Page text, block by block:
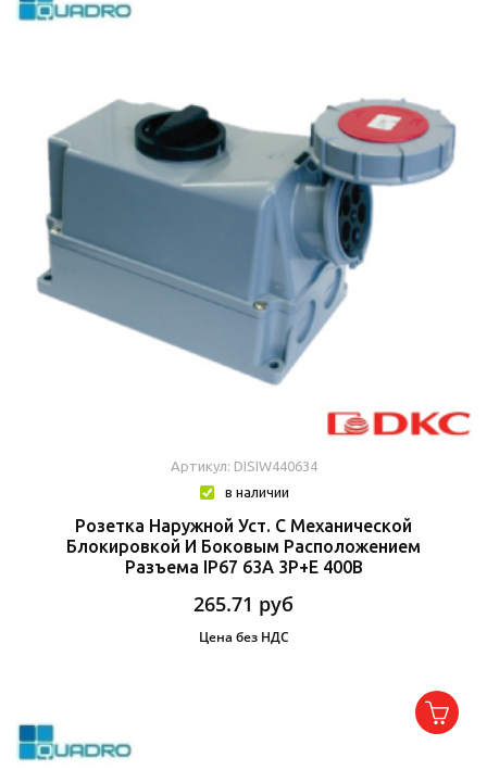
Артикул: DISIW440634
в наличии
Розетка Наружной Уст. С Механической
Блокировкой И Боковым Расположением
Разъема IP67 63А 3P+E 400В
265.71 руб
Цена без НДС